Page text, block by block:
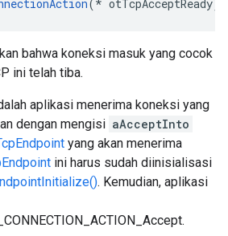
(* otTcpAcceptReady)(
bahwa koneksi masuk yang cocok
ini telah tiba.
aplikasi menerima koneksi yang
dengan mengisi aAcceptInto
yang akan menerima
ini harus sudah diinisialisasi
. Kemudian, aplikasi